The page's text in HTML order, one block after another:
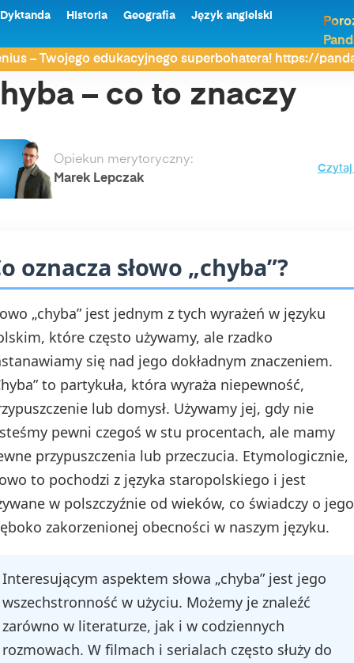
Dyktanda Historia Geografia Język angielski
– Twojego edukacyjnego superbohatera! https://
– co to znaczy
Opiekun merytoryczny:
Marek Lepczak
oznacza słowo „chyba”?
„chyba” jest jednym z tych wyrażeń w języku
które często używamy, ale rzadko
się nad jego dokładnym znaczeniem.
to partykuła, która wyraża niepewność,
lub domysł. Używamy jej, gdy nie
pewni czegoś w stu procentach, ale mamy
przypuszczenia lub przeczucia. Etymologicznie,
to pochodzi z języka staropolskiego i jest
w polszczyźnie od wieków, co świadczy o jego
zakorzenionej obecności w naszym języku.
Interesującym aspektem słowa „chyba” jest jego
wszechstronność w użyciu. Możemy je znaleźć
zarówno w literaturze, jak i w codziennych
rozmowach. W filmach i serialach często służy do